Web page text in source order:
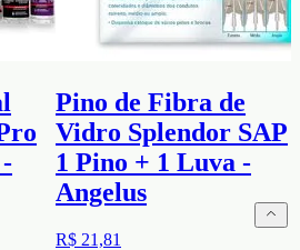
Pino de Fibra de
Vidro Splendor SAP
1 Pino + 1 Luva -
Angelus
R$ 21,81